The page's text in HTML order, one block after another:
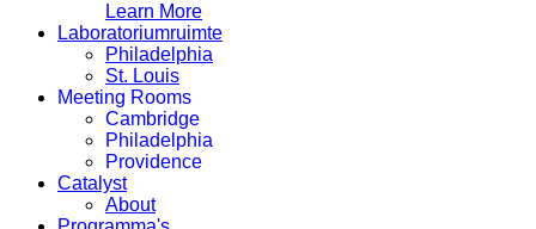
Learn More
Laboratoriumruimte
Philadelphia
St. Louis
Meeting Rooms
Cambridge
Philadelphia
Providence
Catalyst
About